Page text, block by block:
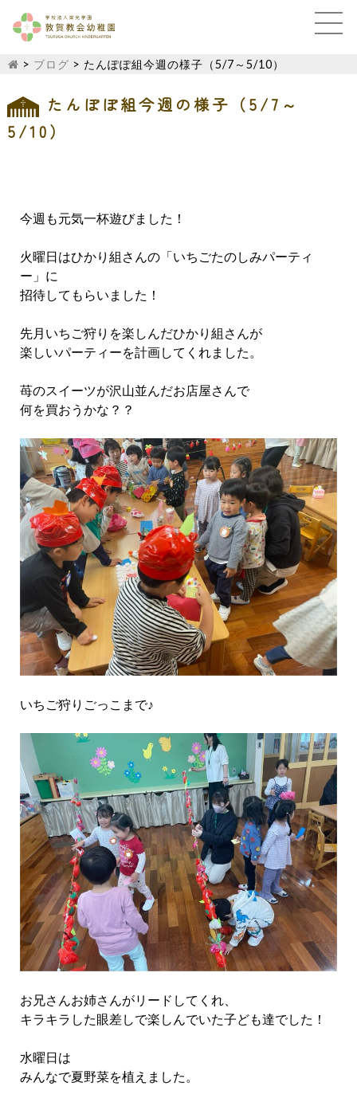
> ブログ > たんぽぽ組今週の様子（5/7～5/10）
たんぽぽ組今週の様子（5/7～
5/10）
今週も元気一杯遊びました！
火曜日はひかり組さんの「いちごたのしみパーティ
ー」に
招待してもらいました！
先月いちご狩りを楽しんだひかり組さんが
楽しいパーティーを計画してくれました。
苺のスイーツが沢山並んだお店屋さんで
何を買おうかな？？
いちご狩りごっこまで♪
お兄さんお姉さんがリードしてくれ、
キラキラした眼差しで楽しんでいた子ども達でした！
水曜日は
みんなで夏野菜を植えました。